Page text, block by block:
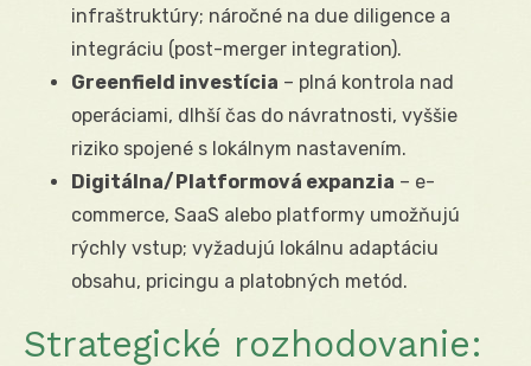
infraštruktúry; náročné na due diligence a
integráciu (post-merger integration).
Greenfield investícia – plná kontrola nad
operáciami, dlhší čas do návratnosti, vyššie
riziko spojené s lokálnym nastavením.
Digitálna/Platformová expanzia – e-
commerce, SaaS alebo platformy umožňujú
rýchly vstup; vyžadujú lokálnu adaptáciu
obsahu, pricingu a platobných metód.
Strategické rozhodovanie: